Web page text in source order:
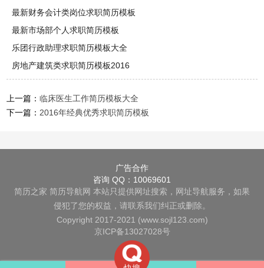
最新财务会计类岗位求职简历模板
最新市场部个人求职简历模板
乐团行政助理求职简历模板大全
房地产建筑类求职简历模板2016
上一篇：临床医生工作简历模板大全
下一篇： 2016年经典优秀求职简历模板
广告合作
咨询 QQ：10069601
简历之家 简历导航网 本站只提供网址搜索，网址导航服务，如果
侵犯了您的权益，请联系我们纠正或删除。
Copyright 2017-2021 (www.sojl123.com)
京ICP备13027028号